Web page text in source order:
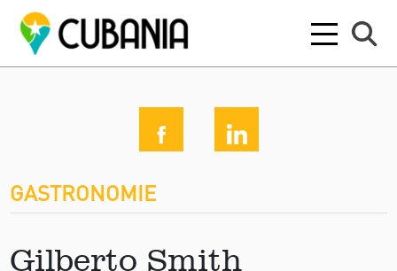
GASTRONOMIE
Gilberto Smith